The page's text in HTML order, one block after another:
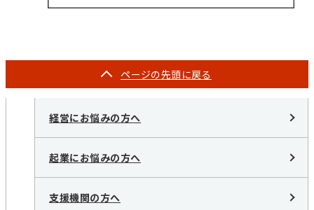
ページの先頭に戻る
経営にお悩みの方へ
起業にお悩みの方へ
支援機関の方へ